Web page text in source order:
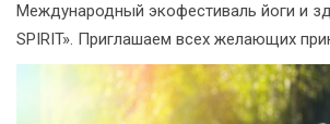
Международный экофестиваль йоги и
SPIRIT». Приглашаем всех желающих